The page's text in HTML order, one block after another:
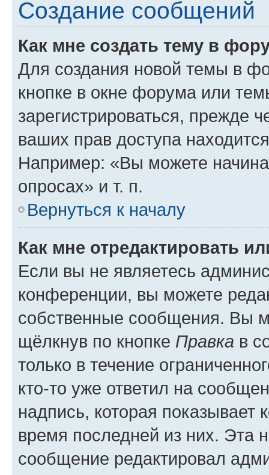
Создание сообщений
Как мне создать тему в
Для создания новой темы в
кнопке в окне форума или
зарегистрироваться, прежде
ваших прав доступа
Например: «Вы можете
опросах» и т. п.
Вернуться к началу
Как мне отредактировать
Если вы не являетесь
конференции, вы можете
собственные сообщения. Вы
щёлкнув по кнопке Правка в
только в течение
кто-то уже ответил на
надпись, которая показывает
время последней из них. Эта
сообщение редактировал